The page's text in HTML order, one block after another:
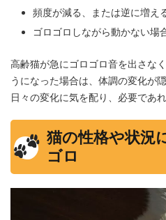
頻度が減る、または逆に増え
ゴロゴロしながら動かない場
高齢猫が急にゴロゴロ音を出さな
うになった場合は、体調の変化が
日々の変化に気を配り、必要であ
猫の性格や状況
ゴロ